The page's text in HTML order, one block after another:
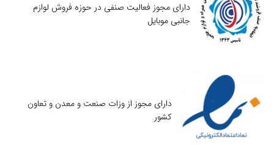
دارای مجوز فعالیت صنفی در حوزه فروش لوازم
جانبی موبایل
دارای مجوز از وزات صنعت و معدن و تعاون
کشور